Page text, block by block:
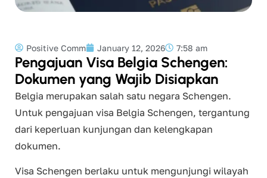
Positive Comm January 12, 2026 7:58 am
Pengajuan Visa Belgia Schengen:
Dokumen yang Wajib Disiapkan
​Belgia merupakan salah satu negara Schengen.
Untuk pengajuan visa Belgia Schengen, tergantung
dari keperluan kunjungan dan kelengkapan
dokumen.
Visa Schengen berlaku untuk mengunjungi wilayah